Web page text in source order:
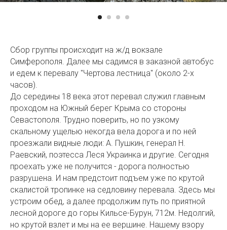
Сбор группы происходит на ж/д вокзале
Симферополя. Далее мы садимся в заказной автобус
и едем к перевалу "Чертова лестница" (около 2-х
часов).
До середины 18 века этот перевал служил главным
проходом на Южный берег Крыма со стороны
Севастополя. Трудно поверить, но по узкому
скальному ущелью некогда вела дорога и по ней
проезжали видные люди: А. Пушкин, генерал Н.
Раевский, поэтесса Леся Украинка и другие. Сегодня
проехать уже не получится - дорога полностью
разрушена. И нам предстоит подъем уже по крутой
скалистой тропинке на седловину перевала. Здесь мы
устроим обед, а далее продолжим путь по приятной
лесной дороге до горы Кильсе-Бурун, 712м. Недолгий,
но крутой взлет и мы на ее вершине. Нашему взору